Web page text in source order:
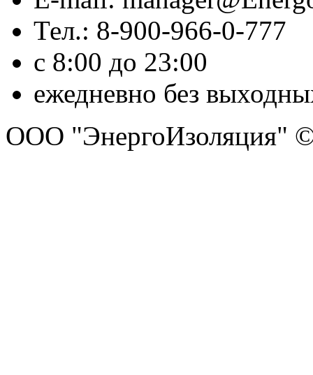
Тел.: 8-900-966-0-777
с 8:00 до 23:00
ежедневно без
ООО "ЭнергоИзоляция"